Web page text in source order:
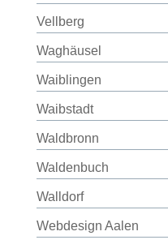
Vellberg
Waghäusel
Waiblingen
Waibstadt
Waldbronn
Waldenbuch
Walldorf
Webdesign Aalen